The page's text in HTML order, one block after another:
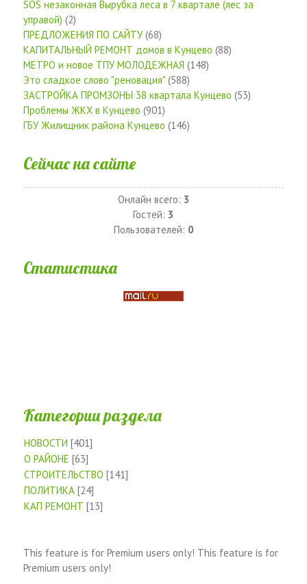
SOS незаконная Вырубка леса в 7 квартале (лес за
управой) (2)
ПРЕДЛОЖЕНИЯ ПО САЙТУ(68)
КАПИТАЛЬНЫЙ РЕМОНТ домов в Кунцево (88)
МЕТРО и новое ТПУ МОЛОДЕЖНАЯ (148)
Это сладкое слово "реновация" (588)
ЗАСТРОЙКА ПРОМЗОНЫ 38 квартала Кунцево (53)
Проблемы ЖКХ в Кунцево (901)
ГБУ Жилищник района Кунцево (146)
Сейчас на сайте
Онлайн всего: 3
Гостей: 3
Пользователей: 0
Статистика
Категории раздела
НОВОСТИ [401]
О РАЙОНЕ [63]
СТРОИТЕЛЬСТВО [141]
ПОЛИТИКА [24]
КАП РЕМОНТ [13]
This feature is for Premium users only! This feature is for
Premium users only!